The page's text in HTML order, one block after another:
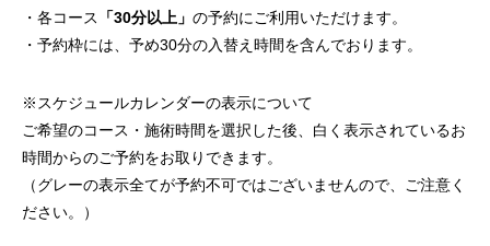
・各コース
「30分以上」 の予約にご利用いただけます。
・予約枠には、予め30分の入替え時間を含んでおります。
※スケジュールカレンダーの表示について
ご希望のコース・施術時間を選択した後、白く表示されているお
時間からのご予約をお取りできます。
（グレーの表示全てが予約不可ではございませんので、ご注意く
ださい。）